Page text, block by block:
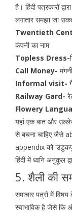
है। हिंदी पत्रकारों
लगातार समझा जा
Twentieth
कंपनी का नाम
Topless Dress-
Call Money-
Informal visit-
Railway Gard-
Flowery
यहां एक बात और
से बचना चाहिए जैसे
appendix को
हिंदी में ध्वनि अनुकूल
5. शैली की
समाचार पत्रों में
स्वाभाविक है जैसे कि